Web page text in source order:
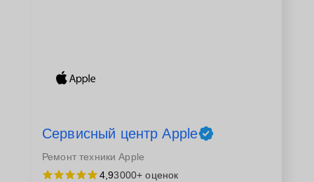
Сервисный центр Apple
Ремонт техники Apple
4,93000+ оценок